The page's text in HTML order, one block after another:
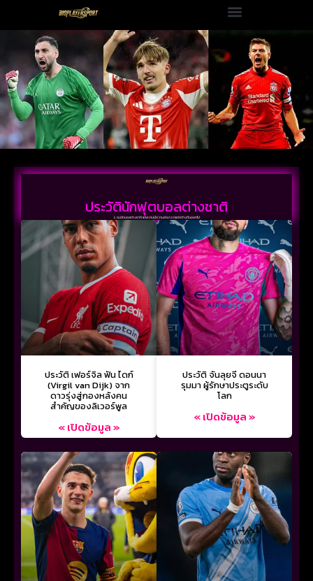
ประวัตินักฟุตบอลต่างชาติ
รวมนักบอลต่างชาติ แต่ละคนมีความสามารถแตกต่างกันออกไป
ประวัติ เฟอร์จิล ฟัน ไดก์
(Virgil van Dijk) จาก
ดาวรุ่งสู่กองหลังคน
สำคัญของลิเวอร์พูล
« เปิดข้อมูล »
ประวัติ จันลุยจี ดอนนา
รุมมา ผู้รักษาประตูระดับ
โลก
« เปิดข้อมูล »